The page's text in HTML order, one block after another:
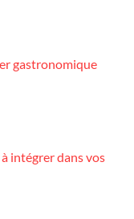
gastronomique
intégrer dans vos